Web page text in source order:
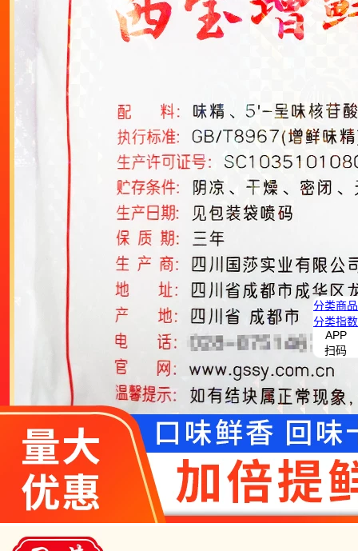
分类商品
分类指数
APP
扫码